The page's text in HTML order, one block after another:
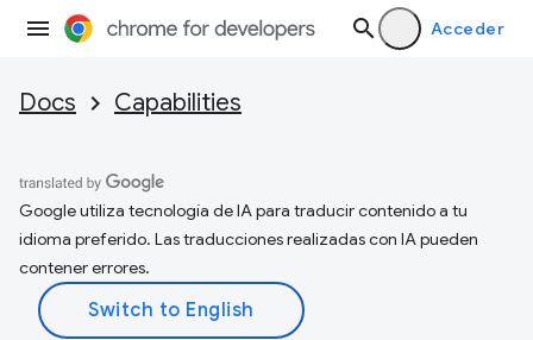
Acceder
Docs Capabilities
Google utiliza tecnología de IA para traducir contenido a tu
idioma preferido. Las traducciones realizadas con IA pueden
contener errores.